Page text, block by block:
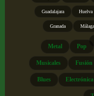
Guadalajara Huelva
Granada Málaga
Metal Pop
Musicales Fusión
Blues Electrónica